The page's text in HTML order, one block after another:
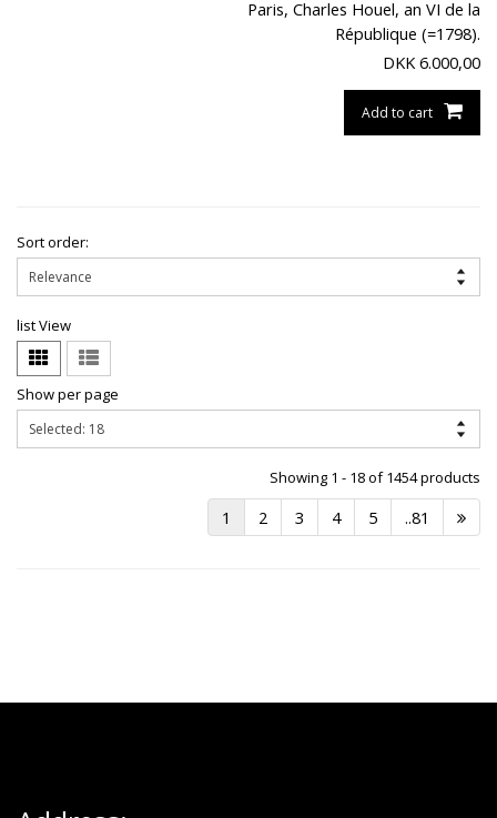
Paris, Charles Houel, an VI de la
République (=1798).
DKK 6.000,00
Add to cart
Sort order:
list View
Show per page
Showing 1 - 18 of 1454 products
1 2 3 4 5 ..81